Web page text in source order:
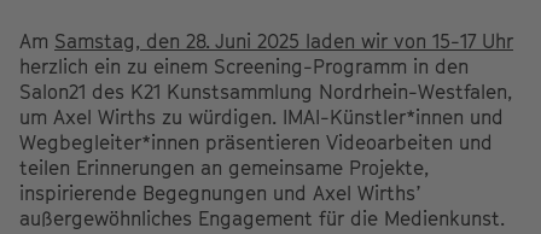
Am Samstag, den 28. Juni 2025 laden wir von 15-17 Uhr
herzlich ein zu einem Screening-Programm in den
Salon21 des K21 Kunstsammlung Nordrhein-Westfalen,
um Axel Wirths zu würdigen. IMAI-Künstler*innen und
Wegbegleiter*innen präsentieren Videoarbeiten und
teilen Erinnerungen an gemeinsame Projekte,
inspirierende Begegnungen und Axel Wirths’
außergewöhnliches Engagement für die Medienkunst.